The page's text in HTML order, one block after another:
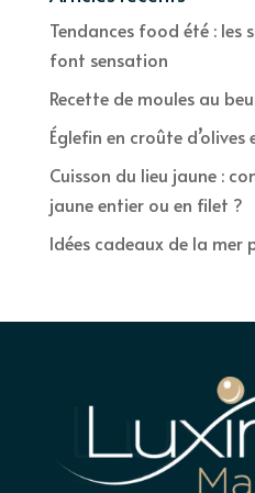
Tendances food été : les
font sensation
Recette de moules au
Églefin en croûte d’olives
Cuisson du lieu jaune :
jaune entier ou en filet ?
Idées cadeaux de la mer